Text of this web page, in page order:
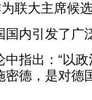
联大主席候
国内引发了广
指出：“以
密德，是对德